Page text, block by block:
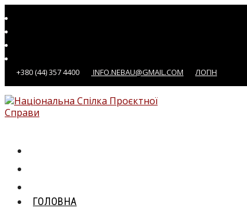
до
вмісту
+380 (44) 357 4400 INFO.NEBAU@GMAIL.COM ЛОГІН
ГОЛОВНА